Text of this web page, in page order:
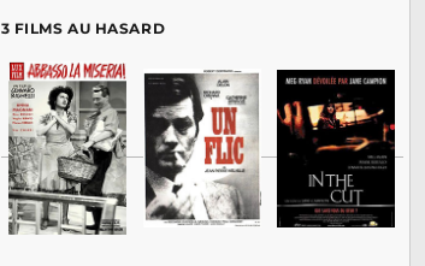
3 FILMS AU HASARD